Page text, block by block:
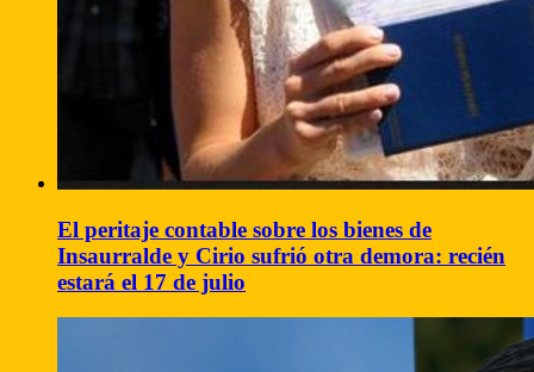
El peritaje contable sobre los bienes de
Insaurralde y Cirio sufrió otra demora: recién
estará el 17 de julio